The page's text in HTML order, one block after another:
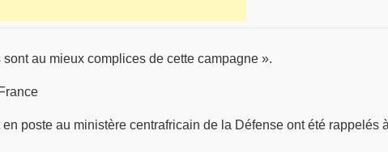
au mieux complices de cette campagne ».
poste au ministère centrafricain de la Défense ont été rappelés